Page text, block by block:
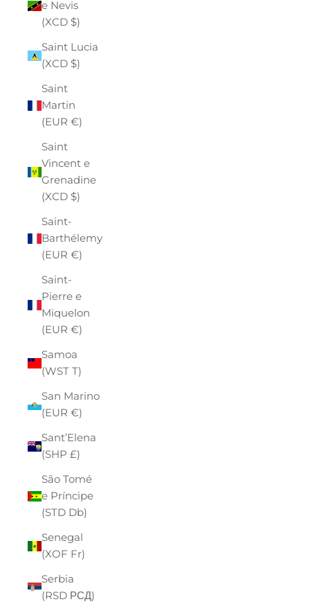
e Nevis
(XCD $)
Saint Lucia
(XCD $)
Saint
Martin
(EUR €)
Saint
Vincent e
Grenadine
(XCD $)
Saint-
Barthélemy
(EUR €)
Saint-
Pierre e
Miquelon
(EUR €)
Samoa
(WST T)
San Marino
(EUR €)
Sant’Elena
(SHP £)
São Tomé
e Príncipe
(STD Db)
Senegal
(XOF Fr)
Serbia
(RSD РСД)